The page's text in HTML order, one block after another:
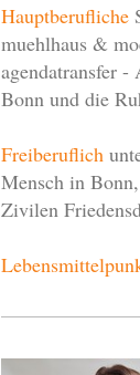
Hauptberufliche
muehlhaus &
agendatransfer
Bonn und die
Freiberuflich
Mensch in
Zivilen